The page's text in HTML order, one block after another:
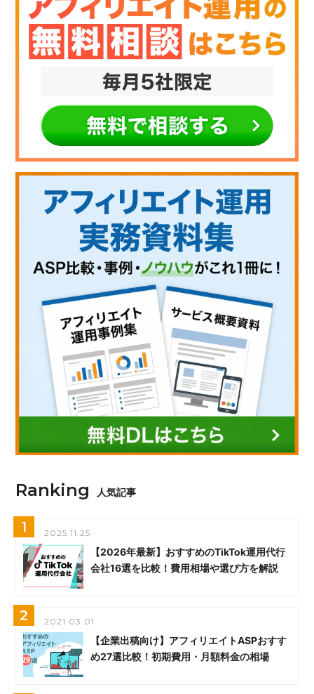
Ranking 人気記事
1 2025.11.25
【2026年最新】おすすめのTikTok運用代行
会社16選を比較！費用相場や選び方を解説
2 2021.03.01
【企業出稿向け】アフィリエイトASPおすす
め27選比較！初期費用・月額料金の相場